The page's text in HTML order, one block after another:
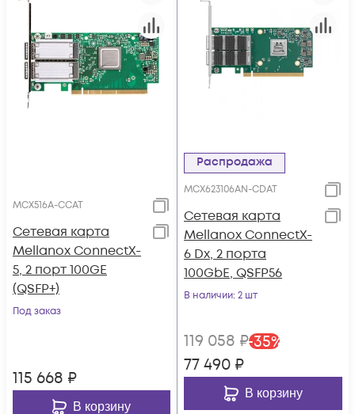
MCX516A-CCAT
Сетевая карта
Mellanox ConnectX-
5, 2 порт 100GE
(QSFP+)
Под заказ
115 668 ₽
В корзину
Распродажа
MCX623106AN-CDAT
Сетевая карта
Mellanox ConnectX-
6 Dx, 2 порта
100GbE, QSFP56
В наличии: 2 шт
119 058 ₽-35%
77 490 ₽
В корзину